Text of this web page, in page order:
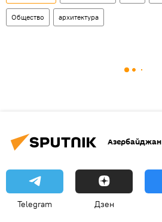
Общество архитектура
Азербайджан
Telegram Дзен